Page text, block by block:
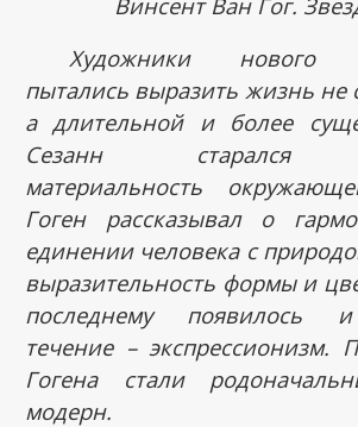
Художники нового
пытались выразить жизнь не
а длительной и более
Сезанн старался
материальность
Гоген рассказывал о
единении человека с
выразительность формы и
последнему появилось
течение – экспрессионизм.
Гогена стали
модерн.